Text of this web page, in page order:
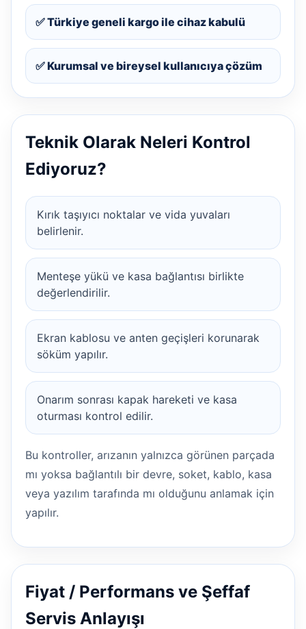
✅ Türkiye geneli kargo ile cihaz kabulü
✅ Kurumsal ve bireysel kullanıcıya çözüm
Teknik Olarak Neleri Kontrol
Ediyoruz?
Kırık taşıyıcı noktalar ve vida yuvaları
belirlenir.
Menteşe yükü ve kasa bağlantısı birlikte
değerlendirilir.
Ekran kablosu ve anten geçişleri korunarak
söküm yapılır.
Onarım sonrası kapak hareketi ve kasa
oturması kontrol edilir.
Bu kontroller, arızanın yalnızca görünen parçada
mı yoksa bağlantılı bir devre, soket, kablo, kasa
veya yazılım tarafında mı olduğunu anlamak için
yapılır.
Fiyat / Performans ve Şeffaf
Servis Anlayışı